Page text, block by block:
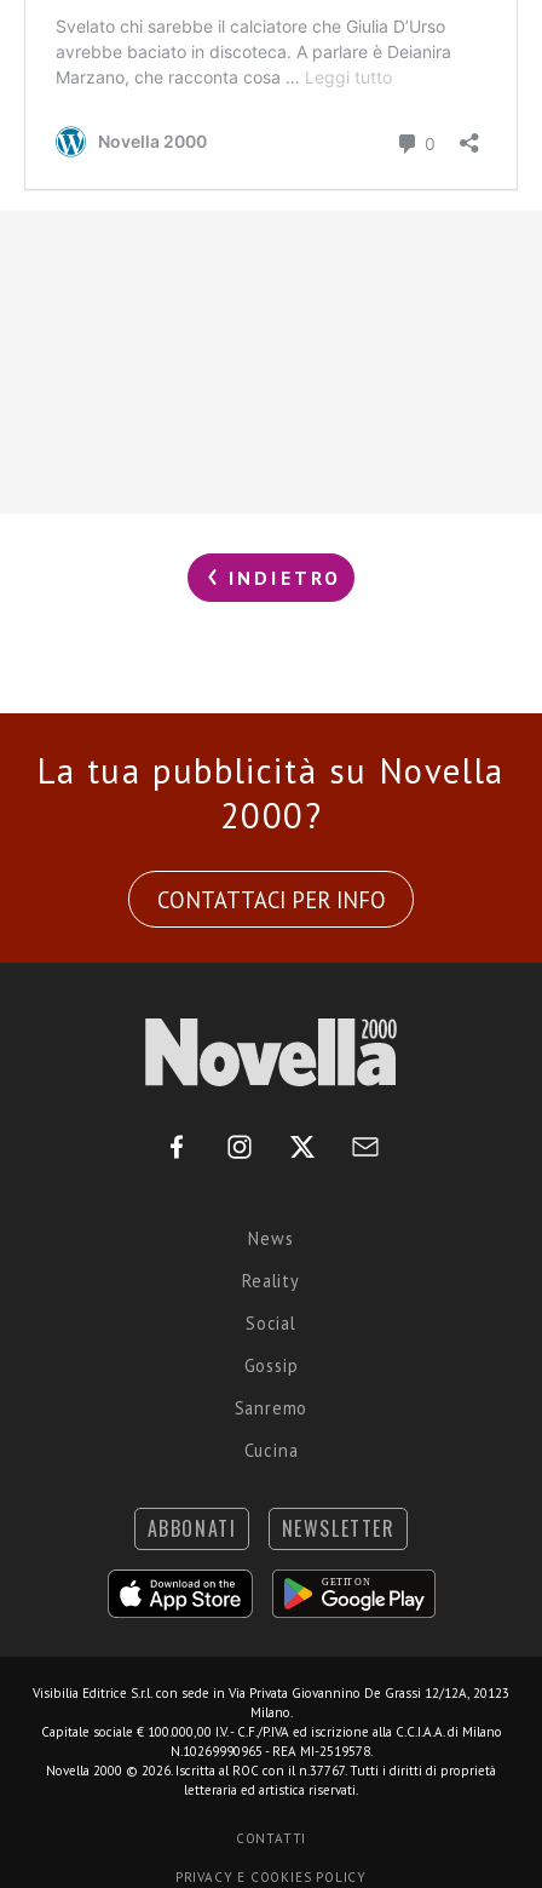
INDIETRO
La tua pubblicità su Novella
2000?
CONTATTACI PER INFO
News
Reality
Social
Gossip
Sanremo
Cucina
ABBONATI NEWSLETTER
Visibilia Editrice S.r.l. con sede in Via Privata Giovannino De Grassi 12/12A, 20123
Milano.
Capitale sociale € 100.000,00 I.V. - C.F./P.IVA ed iscrizione alla C.C.I.A.A. di Milano
N.10269990965 - REA MI-2519578.
Novella 2000 © 2026. Iscritta al ROC con il n.37767. Tutti i diritti di proprietà
letteraria ed artistica riservati.
CONTATTI
PRIVACY E COOKIES POLICY